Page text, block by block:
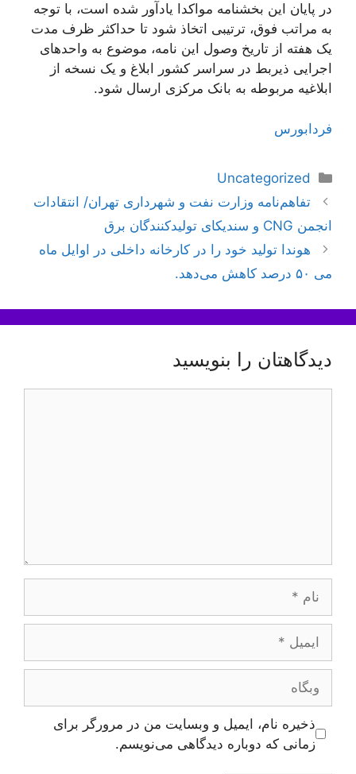
در پایان این بخشنامه مواکدا یادآور شده است، با توجه
به مراتب فوق، ترتیبی اتخاذ شود تا حداکثر ظرف مدت
یک هفته از تاریخ وصول این نامه، موضوع به واحدهای
اجرایی ذیربط در سراسر کشور ابلاغ و یک نسخه از
ابلاغیه مربوطه به بانک مرکزی ارسال شود.‏‏‏‏‏‏‏‏‏‏
فردابورس
دسته‌ها
Uncategorized
ناوبری
نوشته‌ها
تفاهم‌نامه وزارت نفت و شهرداری تهران/ انتقادات
انجمن CNG و سندیکای تولیدکنندگان برق
هوندا تولید خود را در کارخانه داخلی در اوایل ماه
می ۵۰ درصد کاهش می‌دهد.
دیدگاهتان را بنویسید
وبگاه
ذخیره نام، ایمیل و وبسایت من در مرورگر برای
زمانی که دوباره دیدگاهی می‌نویسم.